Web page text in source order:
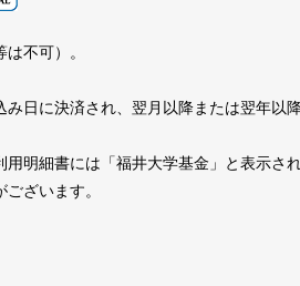
不可）。
日に決済され、翌月以降または翌年以
明細書には「福井大学基金」と表示され
ざいます。